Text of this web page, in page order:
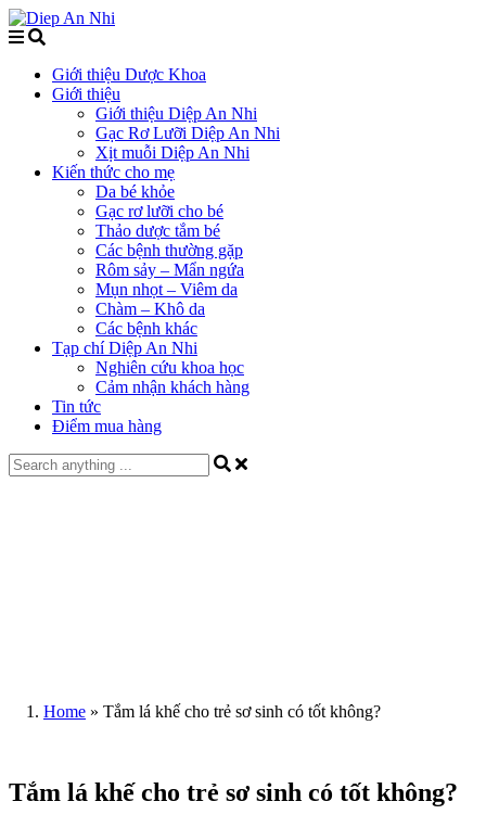
Giới thiệu Dược Khoa
Giới thiệu
Giới thiệu Diệp An Nhi
Gạc Rơ Lưỡi Diệp An Nhi
Xịt muỗi Diệp An Nhi
Kiến thức cho mẹ
Da bé khỏe
Gạc rơ lưỡi cho bé
Thảo dược tắm bé
Các bệnh thường gặp
Rôm sảy – Mẩn ngứa
Mụn nhọt – Viêm da
Chàm – Khô da
Các bệnh khác
Tạp chí Diệp An Nhi
Nghiên cứu khoa học
Cảm nhận khách hàng
Tin tức
Điểm mua hàng
Home » Tắm lá khế cho trẻ sơ sinh có tốt không?
Tắm lá khế cho trẻ sơ sinh có tốt không?